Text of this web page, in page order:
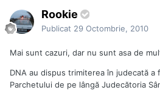
Rookie
Publicat 29 Octombrie, 2010
Mai sunt cazuri, dar nu sunt asa de
DNA au dispus trimiterea în judecată
Parchetului de pe lângă Judecătoria